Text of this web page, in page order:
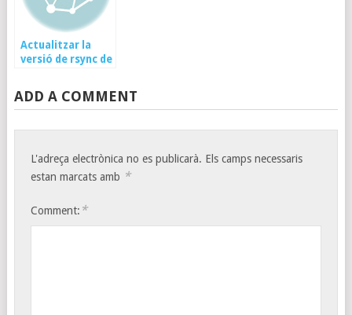
Actualitzar la
versió de rsync de
ADD A COMMENT
L'adreça electrònica no es publicarà. Els camps necessaris
estan marcats amb *
Comment: *